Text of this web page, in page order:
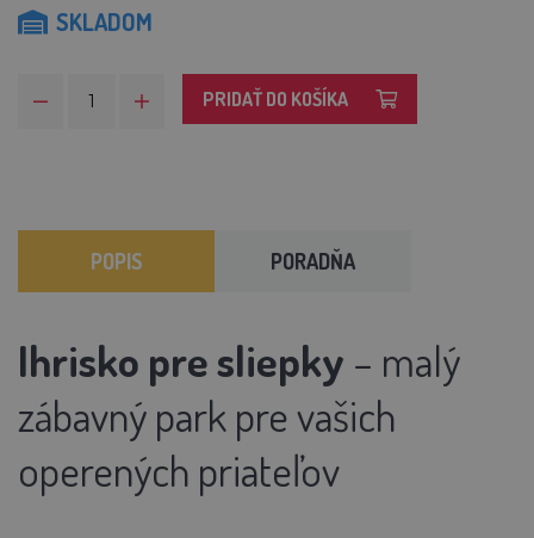
SKLADOM
PRIDAŤ DO KOŠÍKA
POPIS PORADŇA
Ihrisko pre sliepky – malý
zábavný park pre vašich
operených priateľov